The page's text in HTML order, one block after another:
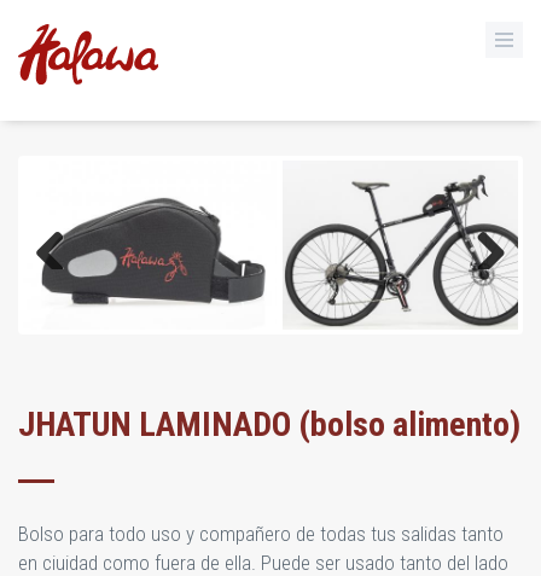
Previous Next
JHATUN LAMINADO (bolso alimento)
Bolso para todo uso y compañero de todas tus salidas tanto
en ciuidad como fuera de ella. Puede ser usado tanto del lado